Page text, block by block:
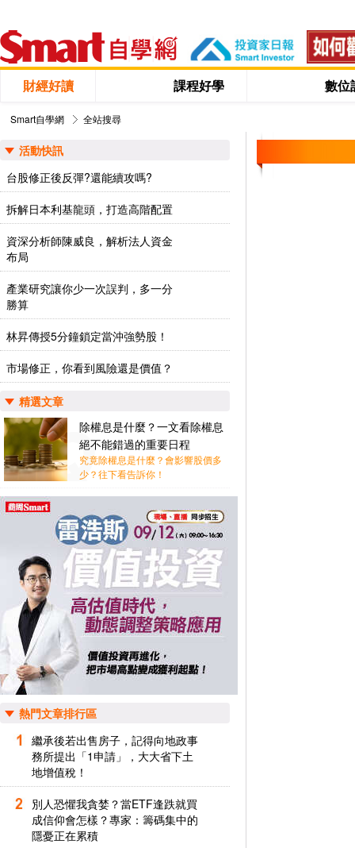
財經好讀 課程好學 數位
Smart自學網 全站搜尋
活動快訊
台股修正後反彈?還能續攻嗎?
拆解日本利基龍頭，打造高階配置
資深分析師陳威良，解析法人資金
布局
產業研究讓你少一次誤判，多一分
勝算
林昇傳授5分鐘鎖定當沖強勢股！
市場修正，你看到風險還是價值？
精選文章
除權息是什麼？一文看除權息
絕不能錯過的重要日程
究竟除權息是什麼？會影響股價多
少？往下看告訴你！
熱門文章排行區
繼承後若出售房子，記得向地政事
務所提出「1申請」，大大省下土
地增值稅！
別人恐懼我貪婪？當ETF逢跌就買
成信仰會怎樣？專家：籌碼集中的
隱憂正在累積